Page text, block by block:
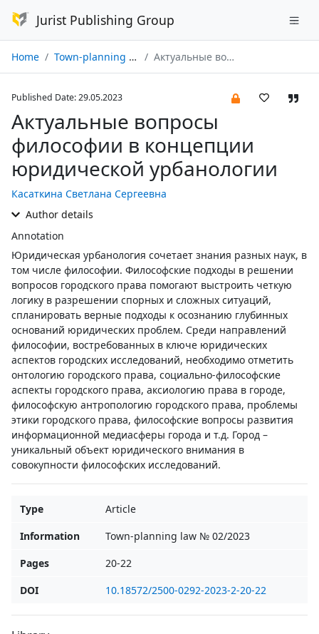
Jurist Publishing Group
Home Town-planning law № 02/2023 Актуальные вопросы философии в концепции юридической урбанологии
Published Date: 29.05.2023
Актуальные вопросы
философии в концепции
юридической урбанологии
Касаткина Светлана Сергеевна
Author details
Annotation
Юридическая урбанология сочетает знания разных наук, в
том числе философии. Философские подходы в решении
вопросов городского права помогают выстроить четкую
логику в разрешении спорных и сложных ситуаций,
спланировать верные подходы к осознанию глубинных
оснований юридических проблем. Среди направлений
философии, востребованных в ключе юридических
аспектов городских исследований, необходимо отметить
онтологию городского права, социально-философские
аспекты городского права, аксиологию права в городе,
философскую антропологию городского права, проблемы
этики городского права, философские вопросы развития
информационной медиасферы города и т.д. Город –
уникальный объект юридического внимания в
совокупности философских исследований.
Type
Article
Information
Town-planning law № 02/2023
Pages
20-22
DOI
10.18572/2500-0292-2023-2-20-22